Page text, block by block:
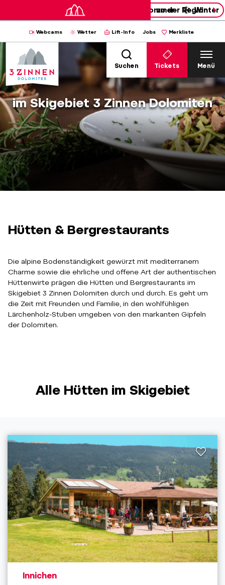
zu der Region
Sommer Winter
Webcams Wetter Lift-Info Jobs Merkliste
Suchen Tickets Menü
im Skigebiet 3 Zinnen Dolomiten
Hütten & Bergrestaurants
Die alpine Bodenständigkeit gewürzt mit mediterranem
Charme sowie die ehrliche und offene Art der authentischen
Hüttenwirte prägen die Hütten und Bergrestaurants im
Skigebiet 3 Zinnen Dolomiten durch und durch. Es geht um
die Zeit mit Freunden und Familie, in den wohlfühligen
Lärchenholz-Stuben umgeben von den markanten Gipfeln
der Dolomiten.
Alle Hütten im Skigebiet
aria.poi_location_prefix
Innichen